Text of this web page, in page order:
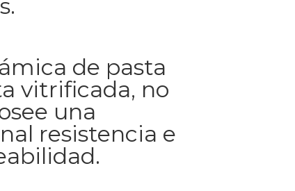
de pasta
vitrificada, no
una
resistencia e